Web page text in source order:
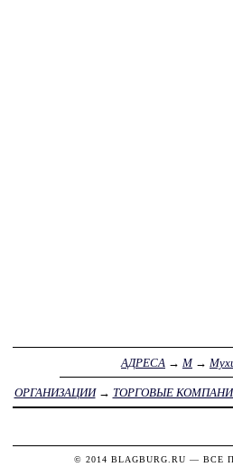
АДРЕСА → М→
ОРГАНИЗАЦИИ→ ТОРГОВЫЕ
© 2014 BLAGBURG.RU — ВСЕ